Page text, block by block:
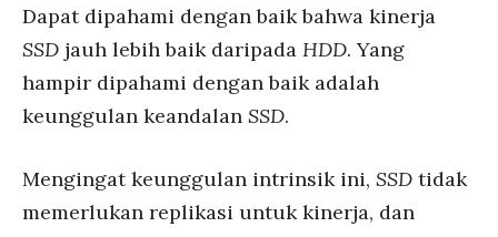
Dapat dipahami dengan baik bahwa kinerja
SSD jauh lebih baik daripada HDD. Yang
hampir dipahami dengan baik adalah
keunggulan keandalan SSD.
Mengingat keunggulan intrinsik ini, SSD tidak
memerlukan replikasi untuk kinerja, dan